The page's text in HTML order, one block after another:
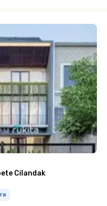
Cilandak